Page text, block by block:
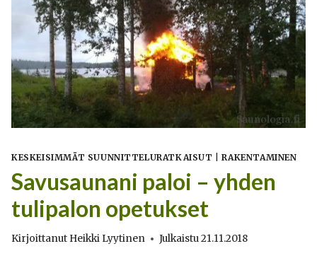
KESKEISIMMÄT SUUNNITTELURATKAISUT |RAKENTAMINEN
Savusaunani paloi – yhden
tulipalon opetukset
Kirjoittanut Heikki Lyytinen Julkaistu21.11.2018